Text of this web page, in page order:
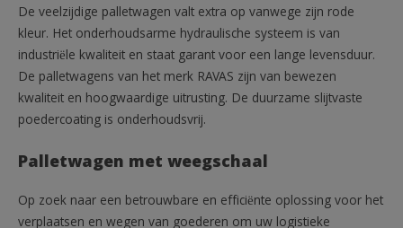
De veelzijdige palletwagen valt extra op vanwege zijn rode
kleur. Het onderhoudsarme hydraulische systeem is van
industriële kwaliteit en staat garant voor een lange levensduur.
De palletwagens van het merk RAVAS zijn van bewezen
kwaliteit en hoogwaardige uitrusting. De duurzame slijtvaste
poedercoating is onderhoudsvrij.
Palletwagen met weegschaal
Op zoek naar een betrouwbare en efficiënte oplossing voor het
verplaatsen en wegen van goederen om uw logistieke